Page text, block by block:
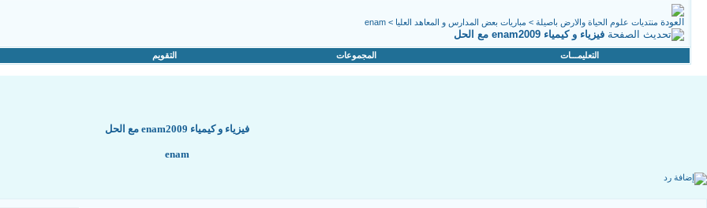
منتديات علوم الحياة والارض باصيلة > مباريات بعض المدارس و المعاهد العليا >
enam
فيزياء و كيمياء enam2009 مع الحل
التعليمـــات المجموعات التقويم
فيزياء و كيمياء enam2009 مع الحل
enam